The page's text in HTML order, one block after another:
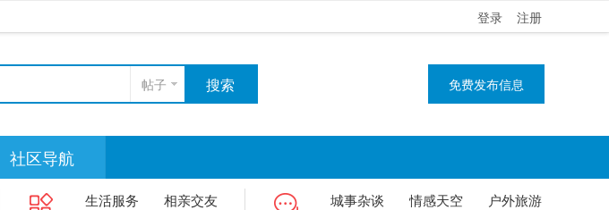
登录 注册
帖子 搜索 免费发布信息
社区导航
生活服务
相亲交友
城事杂谈 情感天空
户外旅游